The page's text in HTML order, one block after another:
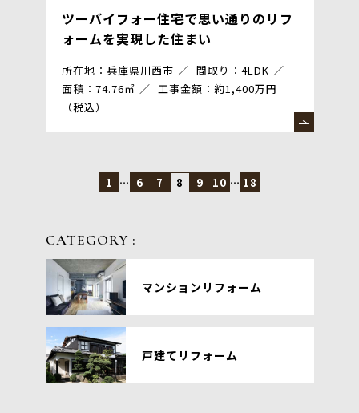
ツーバイフォー住宅で思い通りのリフ
ォームを実現した住まい
所在地：兵庫県川西市
間取り：4LDK
面積：74.76㎡
工事金額：約1,400万円
（税込）
1 … 6 7 8 9 10 … 18
CATEGORY :
マンションリフォーム
戸建てリフォーム